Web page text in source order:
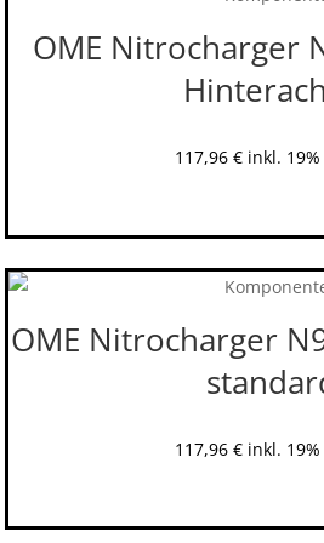
OME Nitrocharger
117,96 € inkl.
OME Nitrocharger
117,96 € inkl.